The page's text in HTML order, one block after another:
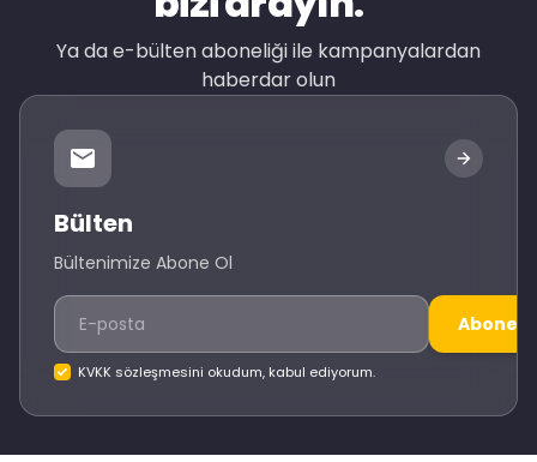
Ya da e-bülten aboneliği ile kampanyalardan
haberdar olun
Bülten
Bültenimize Abone Ol
Abone
KVKK sözleşmesini okudum, kabul ediyorum.